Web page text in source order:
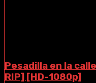
Pesadilla en la
RIP] [HD-1080p]